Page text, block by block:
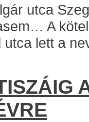
utca
A
lett a